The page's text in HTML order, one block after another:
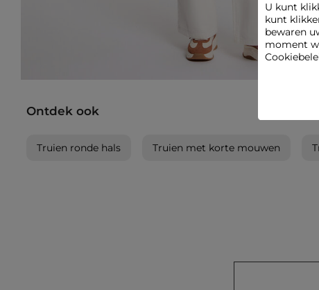
Ontdek ook
Truien ronde hals Truien met korte mouwen
U kunt
kunt
bewaren
moment